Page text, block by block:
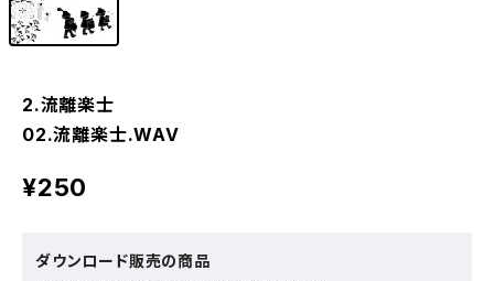
2.流離楽士
02.流離楽士.WAV
¥250
ダウンロード販売の商品